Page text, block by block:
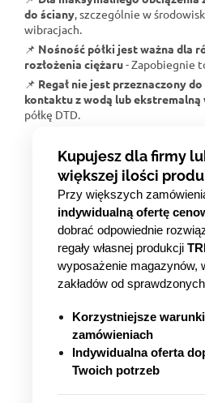
do ściany , szczególnie w
wibracjach.
📌 Nośność półki jest ważna dla
rozłożenia ciężaru- Zapobiegnie
📌 Regał nie jest przeznaczony
kontaktu z wodą lub
półkę DTD.
Kupujesz dla firmy
większej ilości
Przy większych
indywidualną ofertę
dobrać odpowiednie
regały własnej produkcji
wyposażenie magazynów,
zakładów od
Korzystniejsze
zamówieniach
Indywidualna oferta
Twoich potrzeb